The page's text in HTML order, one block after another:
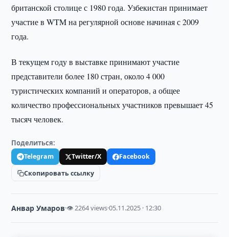
британской столице с 1980 года. Узбекистан принимает
участие в WTM на регулярной основе начиная с 2009
года.
В текущем году в выставке принимают участие
представители более 180 стран, около 4 000
туристических компаний и операторов, а общее
количество профессиональных участников превышает 45
тысяч человек.
Поделиться:
Telegram Twitter/X
Facebook
Скопировать ссылку
Анвар Умаров·👁 2264 views·05.11.2025 · 12:30